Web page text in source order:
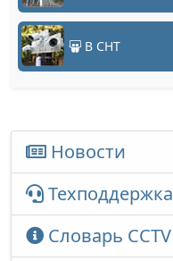
В СНТ
Новости
Техподдержка
Словарь CCTV